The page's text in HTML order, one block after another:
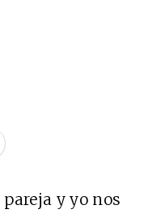
y yo nos